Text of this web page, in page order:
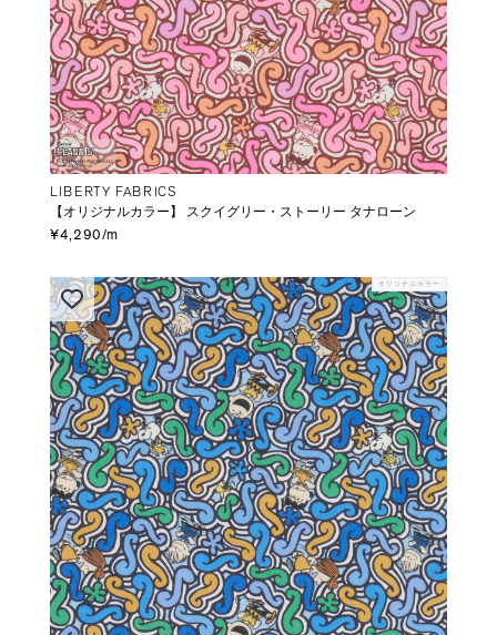
LIBERTY FABRICS
【オリジナルカラー】 スクイグリー・ストーリー タナローン
¥4,290/m
オリジナルカラー